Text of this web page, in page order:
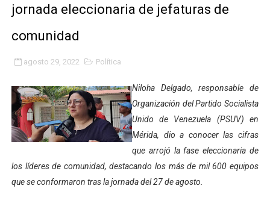
Alcaldía de Libertador impulsa el Plan Ofensiva
Cidata y el Observatorio Astronómico Nacional de
Concejo Municipal de Zea celebra distinción de
CIEPROL-ULA distingue al municipio Zea como
Plan Quirúrgico Regional llega a Pueblo Llano con la
Iaanem graduó a bebés de Mérida en jornada de
Iahula pone en marcha protocolo de triaje psicosocial
jornada eleccionaria de jefaturas de
comunidad
agosto 29, 2022 Política
Niloha Delgado, responsable de
Organización del Partido Socialista
Unido de Venezuela (PSUV) en
Mérida, dio a conocer las cifras
que arrojó la fase eleccionaria de
los líderes de comunidad, destacando los más de mil 600 equipos
que se conformaron tras la jornada del 27 de agosto.